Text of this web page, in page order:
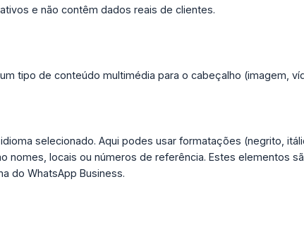
e não contêm dados reais de clientes.
tipo de conteúdo multimédia para o cabeçalho (imagem,
selecionado. Aqui podes usar formatações (negrito,
nomes, locais ou números de referência. Estes elementos
do WhatsApp Business.